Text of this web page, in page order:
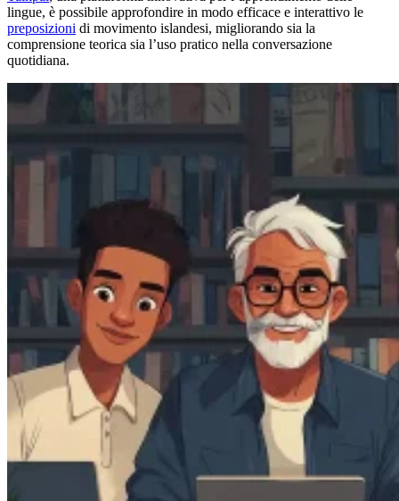
lingue, è possibile approfondire in modo efficace e interattivo le
preposizioni di movimento islandesi, migliorando sia la
comprensione teorica sia l’uso pratico nella conversazione
quotidiana.